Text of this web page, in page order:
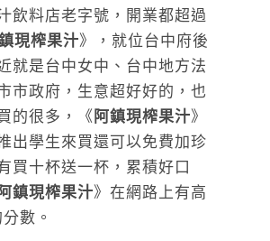
飲料店老字號，開業都超過
現榨果汁》，就位台中府後
就是台中女中、台中地方法
市政府，生意超好好的，也
的很多，《 阿鎮現榨果汁》
出學生來買還可以免費加珍
買十杯送一杯，累積好口
阿鎮現榨果汁》在網路上有高
數。